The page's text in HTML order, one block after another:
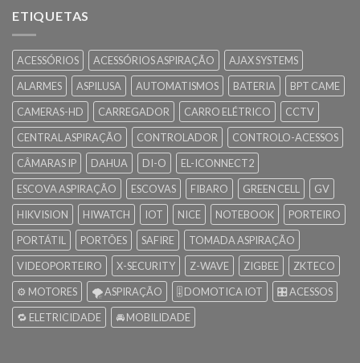
ETIQUETAS
ACESSÓRIOS ACESSÓRIOS ASPIRAÇÃO
AJAX SYSTEMS
ALARMES
ASPILUSA AUTOMATISMOS BATERIA
BPT CAME
CAMERAS-HD
CARREGADOR CARRO ELÉTRICO
CCTV
CENTRAL ASPIRAÇÃO
CONTROLADOR
CONTROLO-ACESSOS
CÂMARAS IP
DAHUA DI-O
EL-ICONNECT2
ESCOVA ASPIRAÇÃO
ESCOVAS FIBARO GREEN CELL
GV
HIKVISION
HIWATCH IOT NICE NOTEBOOK
PORTEIRO
PORTÁTIL
PORTÕES SAFIRE
TOMADA ASPIRAÇÃO
VIDEOPORTEIRO
X-SECURITY Z-WAVE ZIGBEE
ZKTECO
⚙️ MOTORES
🌪️ ASPIRAÇÃO 🎚️ DOMOTICA IOT
🎛️ ACESSOS
🔁 ELETRICIDADE
🚘 MOBILIDADE